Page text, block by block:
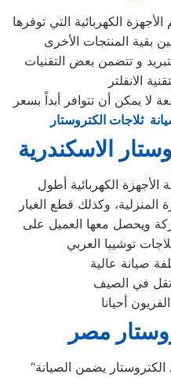
الكهربائية التي توفرها
و تتضمن بعض التقنيات
لا يمكن أن تتوافر أبداً بسعر
ثلاجات الكتروستار
الاسكندرية
الأجهزة الكهربائية أطول
المنزلية، وكذلك قطع الغيار
ويحصل معها العميل على
توشيبا العربي
مصر
“جودة تلامس الإتقان: توكيل الكتروستار يضمن الصيانة